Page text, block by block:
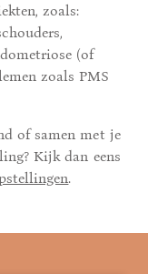
zoals:
(of
zoals PMS
of samen met je
Kijk dan eens
.